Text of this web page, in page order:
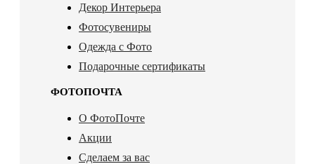
Декор Интерьера
Фотосувениры
Одежда с Фото
Подарочные сертификаты
ФОТОПОЧТА
О ФотоПочте
Акции
Сделаем за вас